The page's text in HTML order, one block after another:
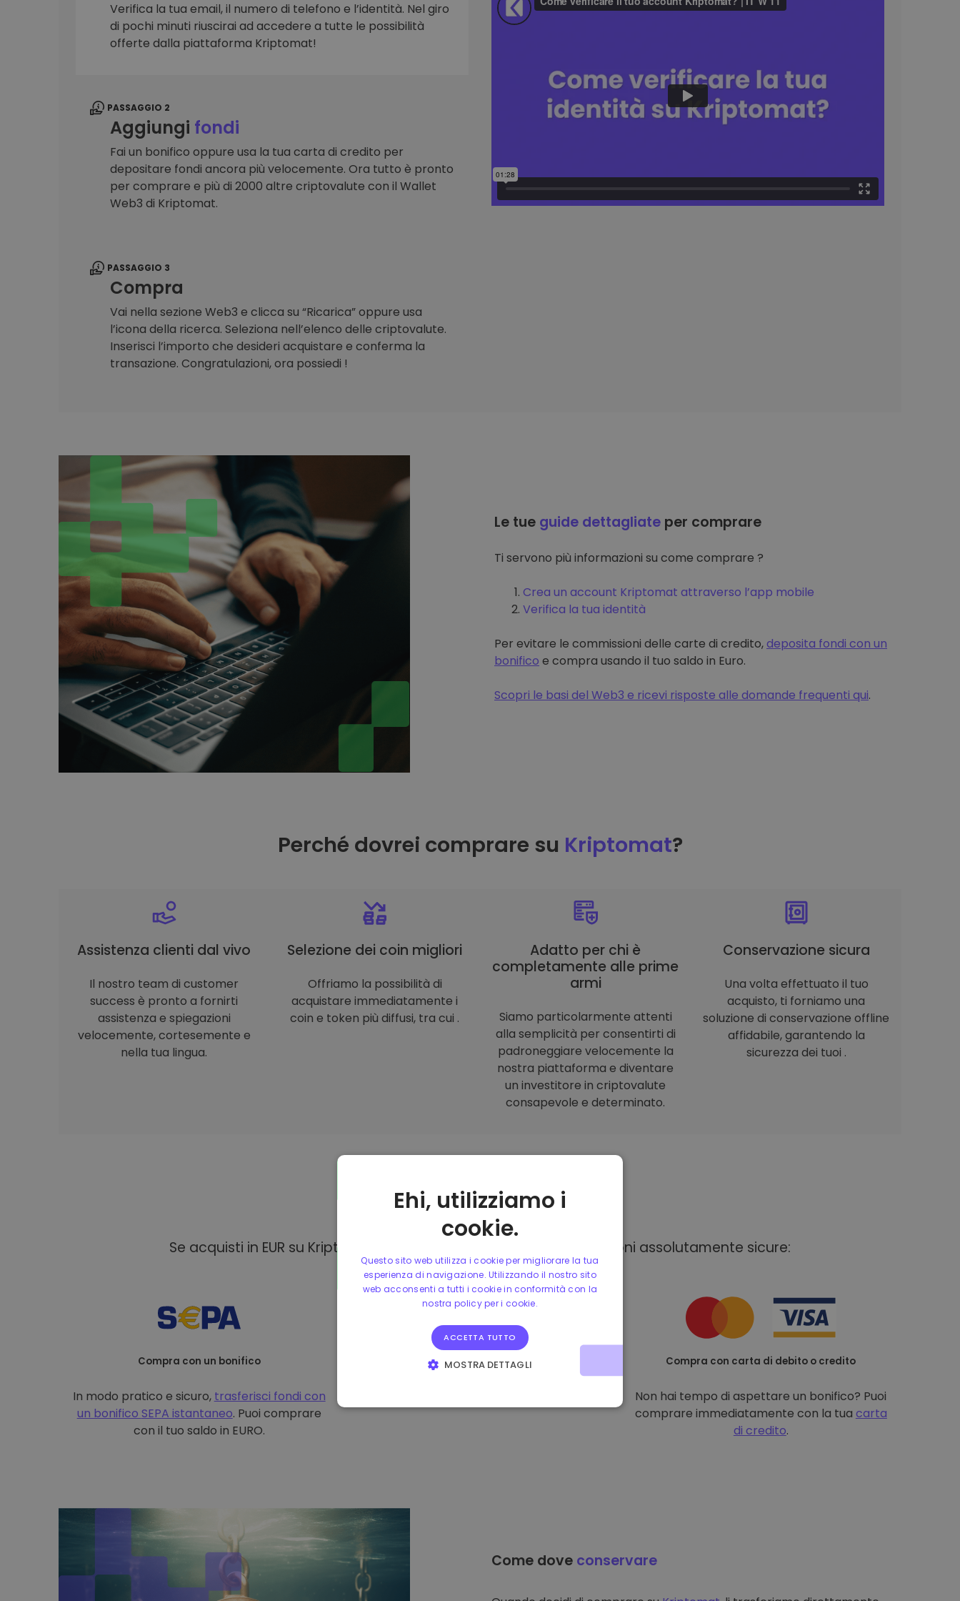
Scoperta investimenti
Trova la tua strategia crypto
Verifica la tua email, il numero di telefono e l’identità. Nel giro
di pochi minuti riuscirai ad accedere a tutte le possibilità
offerte dalla piattaforma Kriptomat!
PASSAGGIO 2
Aggiungi fondi
Fai un bonifico oppure usa la tua carta di credito per
depositare fondi ancora più velocemente. Ora tutto è pronto
per comprare e più di 2000 altre criptovalute con il Wallet
Web3 di Kriptomat.
PASSAGGIO 3
Compra
Vai nella sezione Web3 e clicca su “Ricarica” oppure usa
l’icona della ricerca. Seleziona nell’elenco delle criptovalute.
Inserisci l’importo che desideri acquistare e conferma la
transazione. Congratulazioni, ora possiedi !
Le tue guide dettagliate per comprare
Ti servono più informazioni su come comprare ?
Crea un account Kriptomat attraverso l’app mobile
Verifica la tua identità
Per evitare le commissioni delle carte di credito,deposita fondi con un
bonifico e compra usando il tuo saldo in Euro.
Scopri le basi del Web3 e ricevi risposte alle domande frequenti qui.
Perché dovrei comprare su Kriptomat?
Assistenza clienti dal vivo
Il nostro team di customer
success è pronto a fornirti
assistenza e spiegazioni
velocemente, cortesemente e
nella tua lingua.
Selezione dei coin migliori
Offriamo la possibilità di
acquistare immediatamente i
coin e token più diffusi, tra cui .
Adatto per chi è
completamente alle prime
armi
Siamo particolarmente attenti
alla semplicità per consentirti di
padroneggiare velocemente la
nostra piattaforma e diventare
un investitore in criptovalute
consapevole e determinato.
Conservazione sicura
Una volta effettuato il tuo
acquisto, ti forniamo una
soluzione di conservazione offline
affidabile, garantendo la
sicurezza dei tuoi .
Modalità dipagamento
Se acquisti in EUR su Kriptomat, hai a tua disposizione diverse opzioni assolutamente sicure:
Compra con un bonifico
In modo pratico e sicuro, trasferisci fondi con
un bonifico SEPA istantaneo. Puoi comprare
con il tuo saldo in EURO.
Compra con carta di debito o credito
Non hai tempo di aspettare un bonifico? Puoi
comprare immediatamente con la tua carta
di credito.
Come dove conservare
Ehi, utilizziamo i
cookie.
Questo sito web utilizza i cookie per migliorare la tua
esperienza di navigazione. Utilizzando il nostro sito
web acconsenti a tutti i cookie in conformità con la
nostra policy per i cookie.
ACCETTA TUTTO
MOSTRA DETTAGLI